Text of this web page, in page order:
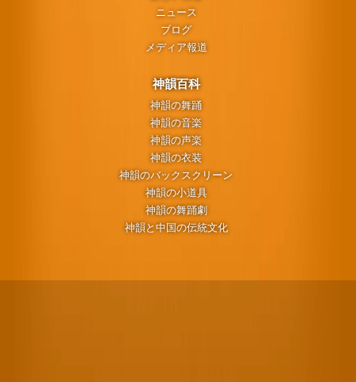
ニュース
ブログ
メディア報道
神韻百科
神韻の舞踊
神韻の音楽
神韻の声楽
神韻の衣装
神韻のバックスクリーン
神韻の小道具
神韻の舞踊劇
神韻と中国の伝統文化